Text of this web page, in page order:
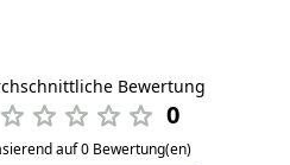
Bewertung
0
auf 0 Bewertung(en)